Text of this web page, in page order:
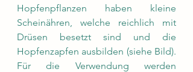
Hopfenpflanzen haben kleine
Scheinähren, welche reichlich mit
Drüsen besetzt sind und die
Hopfenzapfen ausbilden (siehe Bild).
Für die Verwendung werden